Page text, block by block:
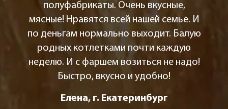
полуфабрикаты. Очень вкусные,
мясные! Нравятся всей нашей семье. И
по деньгам нормально выходит. Балую
родных котлетками почти каждую
неделю. И с фаршем возиться не надо!
Быстро, вкусно и удобно!
Елена, г. Екатеринбург